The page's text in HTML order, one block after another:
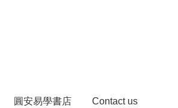
圓安易學書店 Contact us